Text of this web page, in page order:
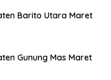
Barito Utara Maret
Gunung Mas Maret